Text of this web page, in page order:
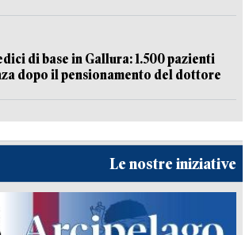
di base in Gallura: 1.500 pazienti
dopo il pensionamento del dottore
Le nostre iniziative